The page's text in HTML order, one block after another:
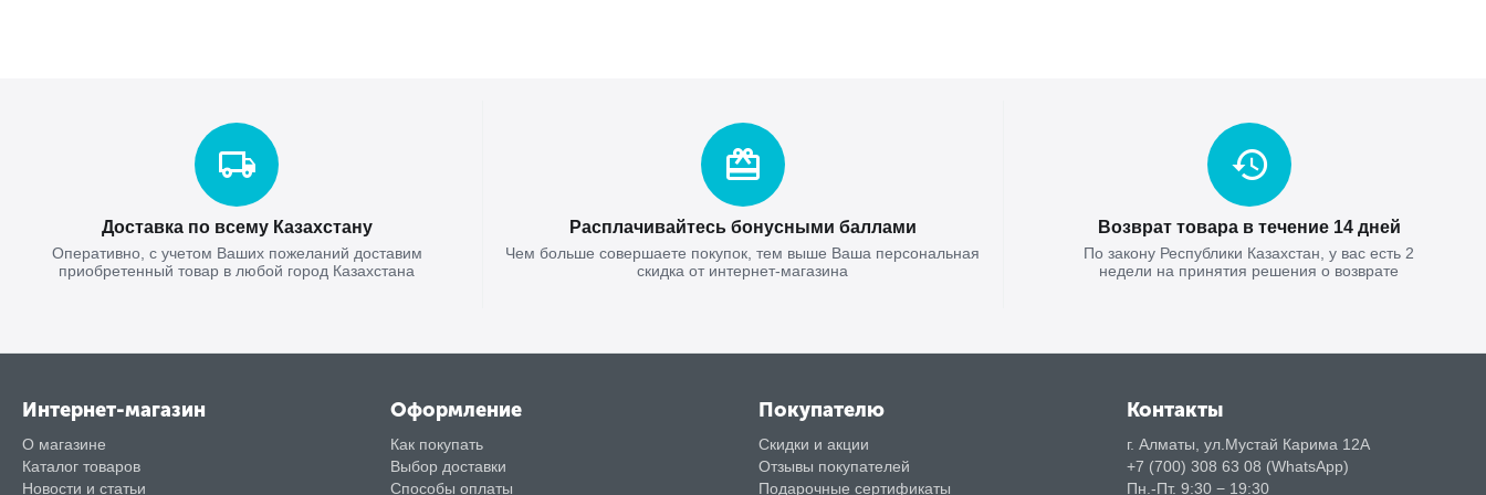
Доставка по всему Казахстану
Оперативно, с учетом Ваших пожеланий доставим
приобретенный товар в любой город Казахстана
Расплачивайтесь бонусными баллами
Чем больше совершаете покупок, тем выше Ваша персональная
скидка от интернет-магазина
Возврат товара в течение 14 дней
По закону Республики Казахстан, у вас есть 2
недели на принятия решения о возврате
Интернет-магазин
О магазине
Каталог товаров
Новости и статьи
Оформление
Как покупать
Выбор доставки
Способы оплаты
Покупателю
Скидки и акции
Отзывы покупателей
Подарочные сертификаты
Контакты
г. Алматы, ул.Мустай Карима 12А
+7 (700) 308 63 08 (WhatsApp)
Пн.-Пт. 9:30 − 19:30